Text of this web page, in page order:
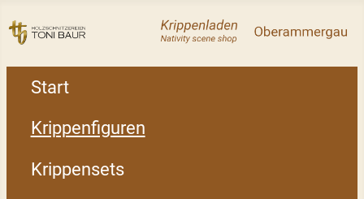
Start
Krippenfiguren
Krippensets